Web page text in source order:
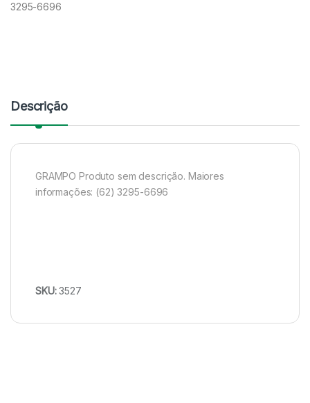
3295-6696
Descrição
GRAMPO Produto sem descrição. Maiores
informações: (62) 3295-6696
SKU:3527